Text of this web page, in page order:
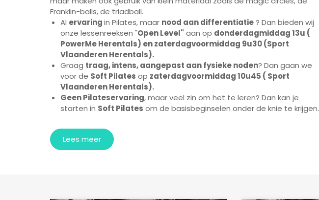
Franklin-balls, de triadball.
Al ervaringin Pilates, maar nood aan differentiatie? Dan bieden wij
onze lessenreeksen "Open Level" aan op donderdagmiddag 13u (
PowerMe Herentals) en zaterdagvoormiddag 9u30 (Sport
Vlaanderen Herentals).
Graag traag, intens, aangepast aan fysieke noden? Dan gaan we
voor de Soft Pilates op zaterdagvoormiddag 10u45 ( Sport
Vlaanderen Herentals).
Geen Pilateservaring, maar veel zin om het te leren? Dan kan je
starten in Soft Pilates om de basisbeginselen onder de knie te krijgen.
Lees meer